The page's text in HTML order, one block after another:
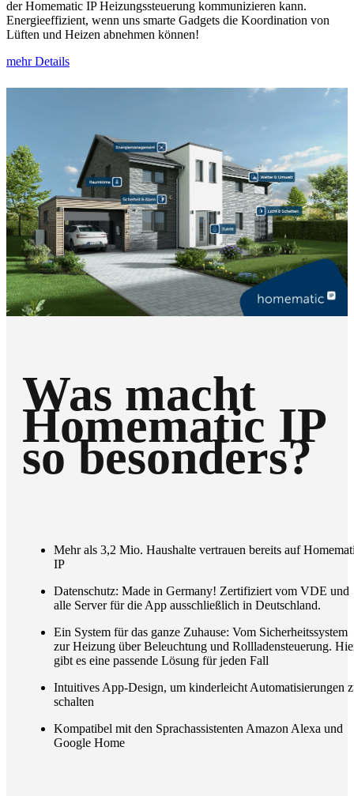
der Homematic IP Heizungssteuerung kommunizieren kann.
Energieeffizient, wenn uns smarte Gadgets die Koordination von
Lüften und Heizen abnehmen können!
mehr Details
Was macht
Homematic IP
so besonders?
Mehr als 3,2 Mio. Haushalte vertrauen bereits auf
IP
Datenschutz: Made in Germany! Zertifiziert vom VDE und
alle Server für die App ausschließlich in Deutschland.
Ein System für das ganze Zuhause: Vom Sicherheitssystem
zur Heizung über Beleuchtung und Rollladensteuerung.
gibt es eine passende Lösung für jeden Fall
Intuitives App-Design, um kinderleicht Automatisierungen
schalten
Kompatibel mit den Sprachassistenten Amazon Alexa und
Google Home